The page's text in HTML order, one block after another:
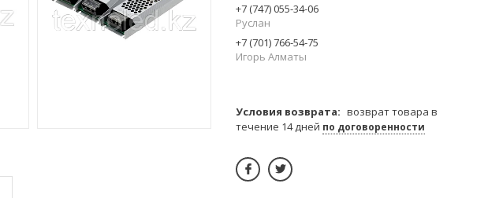
+7 (747) 055-34-06
Руслан
+7 (701) 766-54-75
Игорь Алматы
возврат товара в
течение 14 дней по договоренности